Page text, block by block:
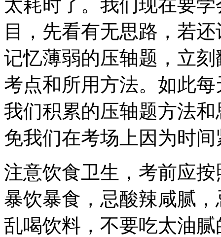
太耗时了。我们现在要
目，先看有无思路，若
记忆薄弱的压轴题，立
考点和所用方法。如此
我们积累的压轴题方法
免我们在考场上因为时
注意饮食卫生，考前应
暴饮暴食，忌酸辣咸腻
乱喝饮料，不要吃太油